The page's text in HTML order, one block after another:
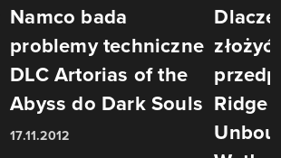
Namco bada
problemy techniczne
DLC Artorias of the
Abyss do Dark Souls
17.11.2012
złożyć
Ridge